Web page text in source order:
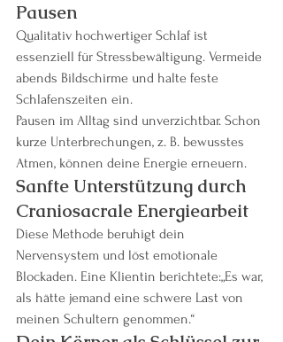
Pausen
Qualitativ hochwertiger Schlaf ist
essenziell für Stressbewältigung. Vermeide
abends Bildschirme und halte feste
Schlafenszeiten ein.
Pausen im Alltag sind unverzichtbar. Schon
kurze Unterbrechungen, z. B. bewusstes
Atmen, können deine Energie erneuern.
Sanfte Unterstützung durch
Craniosacrale Energiearbeit
Diese Methode beruhigt dein
Nervensystem und löst emotionale
Blockaden. Eine Klientin berichtete:„Es war,
als hätte jemand eine schwere Last von
meinen Schultern genommen.“